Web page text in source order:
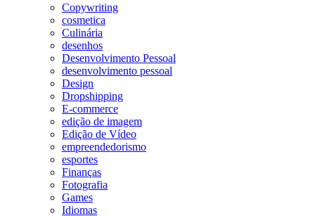
Copywriting
cosmetica
Culinária
desenhos
Desenvolvimento Pessoal
desenvolvimento pessoal
Design
Dropshipping
E-commerce
edição de imagem
Edição de Vídeo
empreendedorismo
esportes
Finanças
Fotografia
Games
Idiomas